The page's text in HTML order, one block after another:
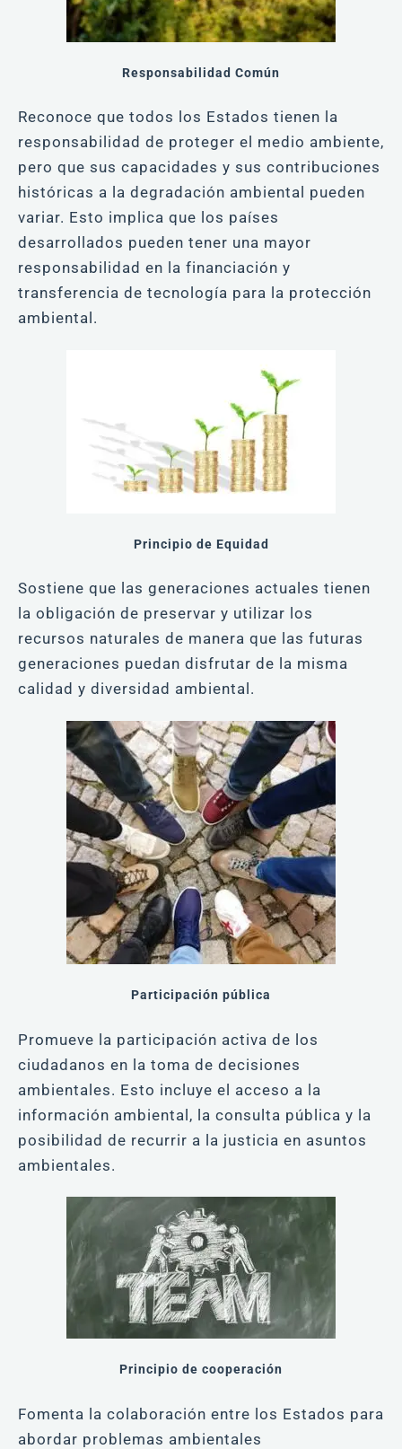
Responsabilidad Común
Reconoce que todos los Estados tienen la
responsabilidad de proteger el medio ambiente,
pero que sus capacidades y sus contribuciones
históricas a la degradación ambiental pueden
variar. Esto implica que los países
desarrollados pueden tener una mayor
responsabilidad en la financiación y
transferencia de tecnología para la protección
ambiental.
Principio de Equidad
Sostiene que las generaciones actuales tienen
la obligación de preservar y utilizar los
recursos naturales de manera que las futuras
generaciones puedan disfrutar de la misma
calidad y diversidad ambiental.
Participación pública
Promueve la participación activa de los
ciudadanos en la toma de decisiones
ambientales. Esto incluye el acceso a la
información ambiental, la consulta pública y la
posibilidad de recurrir a la justicia en asuntos
ambientales.
Principio de cooperación
Fomenta la colaboración entre los Estados para
abordar problemas ambientales